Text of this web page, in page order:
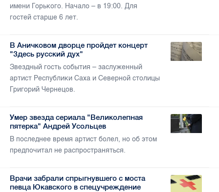
имени Горького. Начало – в 19:00. Для
гостей старше 6 лет.
В Аничковом дворце пройдет концерт
"Здесь русский дух"
Звездный гость события – заслуженный
артист Республики Саха и Северной столицы
Григорий Чернецов.
Умер звезда сериала "Великолепная
пятерка" Андрей Усольцев
В последнее время артист болел, но об этом
предпочитал не распространяться.
Врачи забрали спрыгнувшего с моста
певца Юкавского в спецучреждение